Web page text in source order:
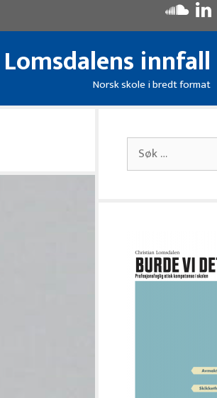
innfall
Norsk skole i bredt format
Søk
etter: